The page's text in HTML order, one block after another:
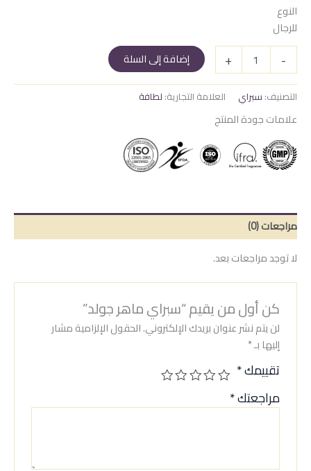
النوع
للرجال
-
كمية
سبراي
ماهر
جولد
+ إضافة إلى السلة
التصنيف: سبراي العلامة التجارية: لطافة
علامات جودة المنتج
مراجعات (0)
لا توجد مراجعات بعد.
كن أول من يقيم “سبراي ماهر جولد”
لن يتم نشر عنوان بريدك الإلكتروني.الحقول الإلزامية مشار
إليها بـ*
تقييمك*
مراجعتك*